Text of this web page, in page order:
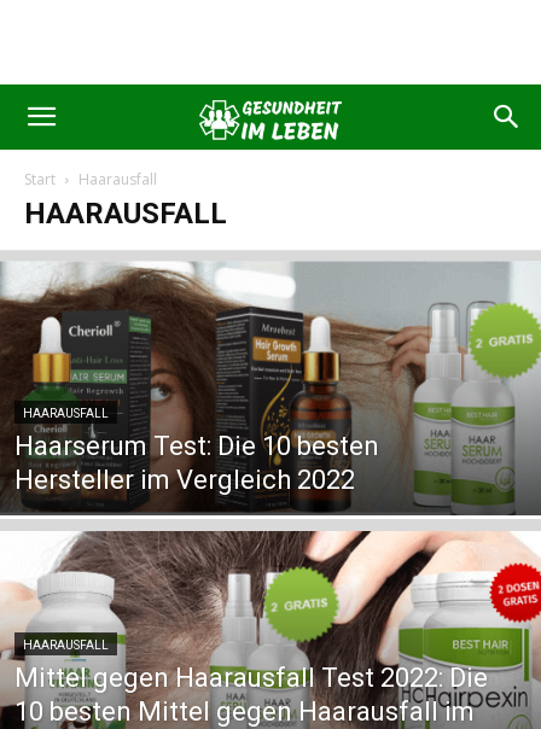
Start Haarausfall
HAARAUSFALL
HAARAUSFALL
Haarserum Test: Die 10 besten
Hersteller im Vergleich 2022
HAARAUSFALL
Mittel gegen Haarausfall Test 2022: Die
10 besten Mittel gegen Haarausfall im